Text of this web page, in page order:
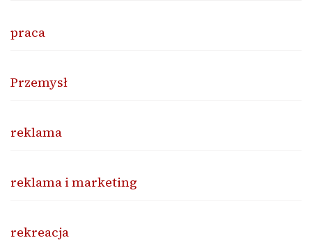
praca
Przemysł
reklama
reklama i marketing
rekreacja